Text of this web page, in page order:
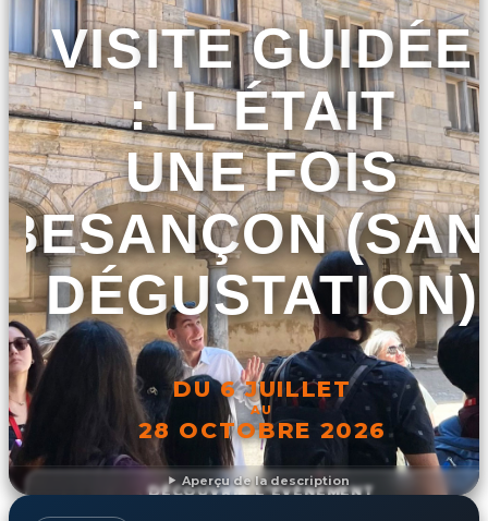
Aperçu de la description
VISITE GUIDÉE
: IL ÉTAIT
UNE FOIS
DÉGUSTATION)
DU 6 JUILLET
AU
28 OCTOBRE 2026
DÉCOUVRIR L'ÉVÉNEMENT